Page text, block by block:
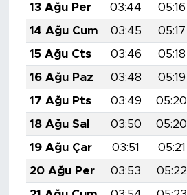
13 Ağu Per
03:44 05:16
14 Ağu Cum
03:45 05:17
15 Ağu Cts
03:46 05:18
16 Ağu Paz
03:48 05:19
17 Ağu Pts
03:49 05:20
18 Ağu Sal
03:50 05:20
19 Ağu Çar
03:51 05:21
20 Ağu Per
03:53 05:22